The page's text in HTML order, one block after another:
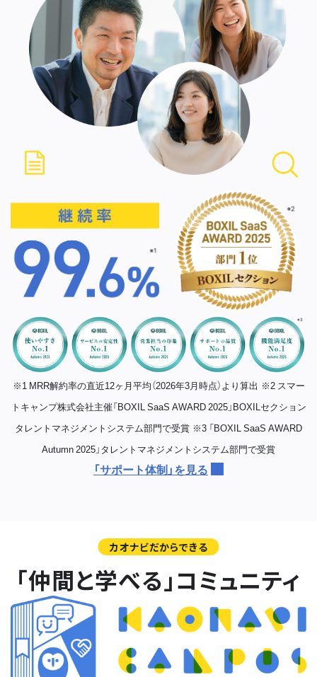
※1 MRR解約率の直近12ヶ月平均（2026年3月時点）より算出 ※2 スマー
トキャンプ株式会社主催「BOXIL SaaS AWARD 2025」BOXILセクション
タレントマネジメントシステム部門で受賞 ※3 「BOXIL SaaS AWARD
Autumn 2025」タレントマネジメントシステム部門で受賞
「サポート体制」を見る
カオナビだからできる
「仲間と学べる」コミュニティ